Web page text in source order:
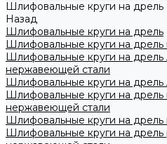
Шлифовальные круги на дрель
Назад
Шлифовальные круги на дрель
Шлифовальные круги на
Шлифовальные круги на дрель
нержавеющей стали
Шлифовальные круги на дрель
Шлифовальные круги на
нержавеющей стали
Шлифовальные круги на дрель
Шлифовальные круги на дрель